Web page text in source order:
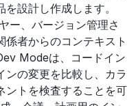
設計し作成します。
ー、バージョン管理さ
者からのコンテキスト
Modeは、コードイン
ンの変更を比較し、カラ
ントを検査することを可